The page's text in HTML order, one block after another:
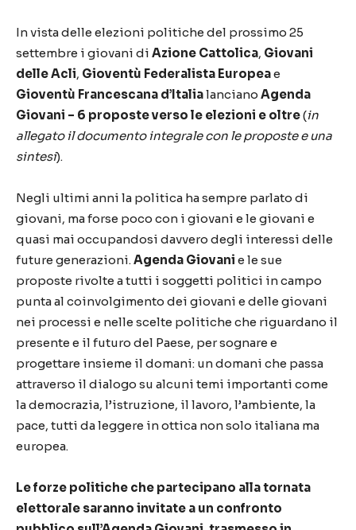
In vista delle elezioni politiche del prossimo 25
settembre i giovani di Azione Cattolica, Giovani
delle Acli, Gioventù Federalista Europeae
Gioventù Francescana d’Italialanciano Agenda
Giovani – 6 proposte verso le elezioni e oltre(in
allegato il documento integrale con le proposte e una
sintesi).
Negli ultimi anni la politica ha sempre parlato di
giovani, ma forse poco con i giovani e le giovani e
quasi mai occupandosi davvero degli interessi delle
future generazioni.Agenda Giovani e le sue
proposte rivolte a tutti i soggetti politici in campo
punta al coinvolgimento dei giovani e delle giovani
nei processi e nelle scelte politiche che riguardano il
presente e il futuro del Paese, per sognare e
progettare insieme il domani: un domani che passa
attraverso il dialogo su alcuni temi importanti come
la democrazia, l’istruzione, il lavoro, l’ambiente, la
pace, tutti da leggere in ottica non solo italiana ma
europea.
Le forze politiche che partecipano alla tornata
elettorale saranno invitate a un confronto